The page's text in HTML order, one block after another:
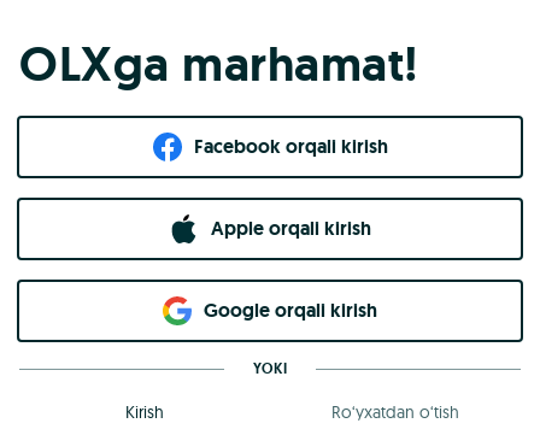
OLXga marhamat!
Facebook orqali kirish​
Apple orqali kirish
Goo​g​le orqali kirish
YOKI
Kirish Ro‘yxatdan o‘tish